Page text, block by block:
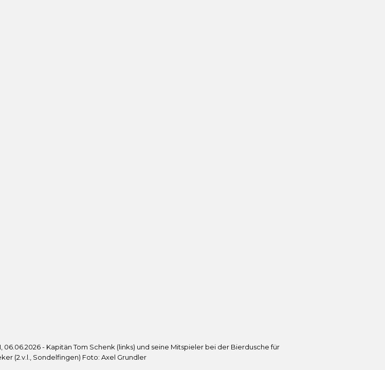
06.06.2026 - Kapitän Tom Schenk (links) und seine Mitspieler bei der Bierdusche für
(2.v.l., Sondelfingen) Foto: Axel Grundler